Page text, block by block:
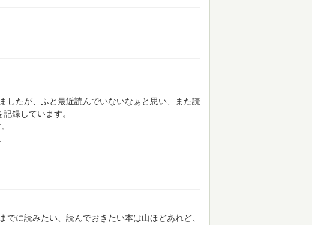
したが、ふと最近読んでいないなぁと思い、また読
録しています。
に読みたい、読んでおきたい本は山ほどあれど、